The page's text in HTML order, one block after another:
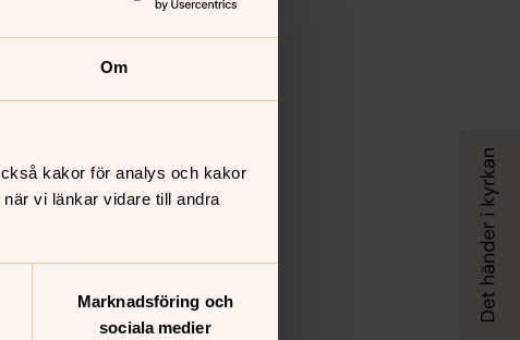
Om
kakor för analys och kakor
vi länkar vidare till andra
Marknadsföring och
sociala medier